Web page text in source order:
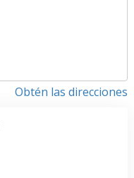
Obtén las direcciones